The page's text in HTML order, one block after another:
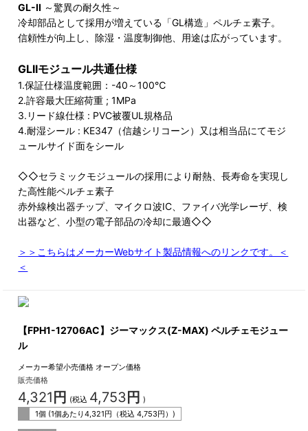
GL-II ～驚異の耐久性～
冷却部品として採用が増えている「GL構造」ペルチェ素子。
信頼性が向上し、除湿・温度制御他、用途は広がっています。
GLIIモジュール共通仕様
1.保証仕様温度範囲：-40～100℃
2.許容最大圧縮荷重 ; 1MPa
3.リード線仕様 : PVC被覆UL規格品
4.耐湿シール : KE347（信越シリコーン）又は相当品にてモジ
ュールサイド面をシール
◇◇セラミックモジュールの採用により耐熱、長寿命を実現し
た高性能ペルチェ素子
赤外線検出器チップ、マイクロ波IC、ファイバ光学レーザ、検
出器など、小型の電子部品の冷却に最適◇◇
＞＞こちらはメーカーWebサイト製品情報へのリンクです。＜
＜
【FPH1-12706AC】ジーマックス(Z-MAX) ペルチェモジュー
ル
メーカー希望小売価格 オープン価格
販売価格
4,321 円 (税込 4,753 円 )
1個 (1個あたり4,321円（税込4,753円）)